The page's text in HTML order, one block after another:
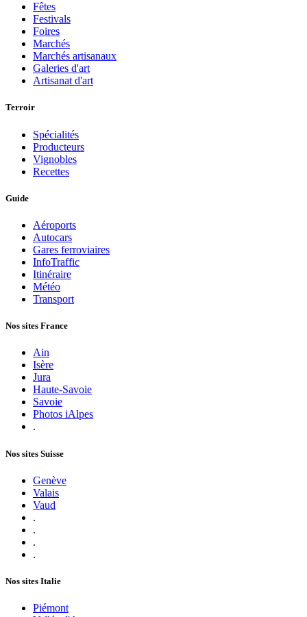
Fêtes
Festivals
Foires
Marchés
Marchés artisanaux
Galeries d'art
Artisanat d'art
Terroir
Spécialités
Producteurs
Vignobles
Recettes
Guide
Aéroports
Autocars
Gares ferroviaires
InfoTraffic
Itinéraire
Météo
Transport
Nos sites France
Ain
Isère
Jura
Haute-Savoie
Savoie
Photos iAlpes
.
Nos sites Suisse
Genève
Valais
Vaud
.
.
.
.
Nos sites Italie
Piémont